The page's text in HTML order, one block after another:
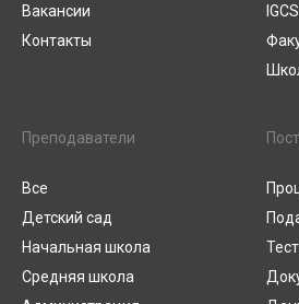
Вакансии
Контакты
Преподаватели
Все
Детский сад
Начальная школа
Средняя школа